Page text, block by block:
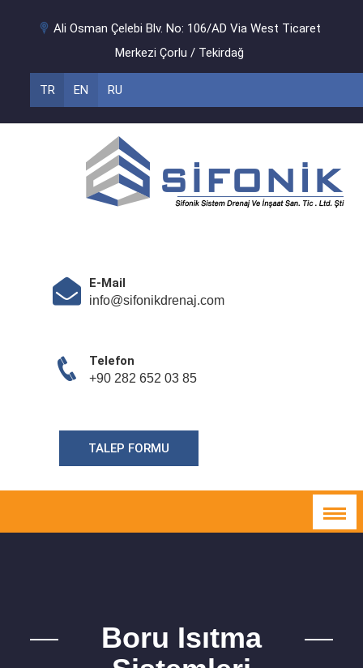
Ali Osman Çelebi Blv. No: 106/AD Via West Ticaret
Merkezi Çorlu / Tekirdağ
TR EN RU
E-Mail
info@sifonikdrenaj.com
Telefon
+90 282 652 03 85
TALEP FORMU
Boru Isıtma